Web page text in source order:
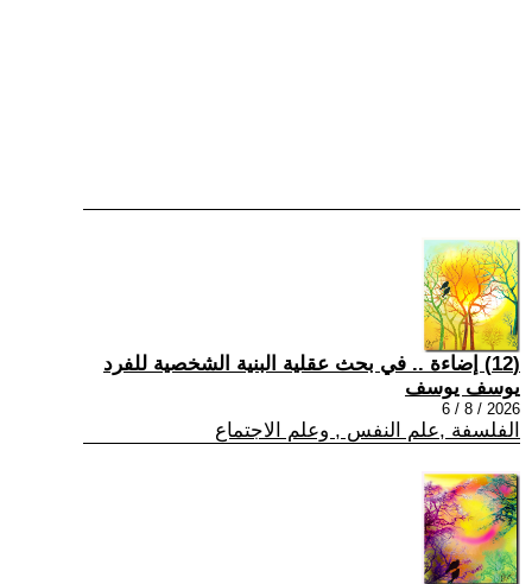
(12) إضاءة .. في بحث عقلية البنية الشخصية للفرد
يوسف يوسف
2026 / 8 / 6
الفلسفة ,علم النفس , وعلم الاجتماع